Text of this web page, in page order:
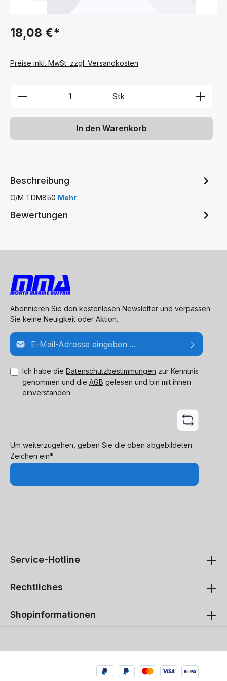
18,08 €*
Preise inkl. MwSt. zzgl. Versandkosten
Produkt Anzahl: Gib den
Stk
In den Warenkorb
Beschreibung
O/M TDM850 Mehr
Bewertungen
Abonnieren Sie den kostenlosen Newsletter und verpassen
Sie keine Neuigkeit oder Aktion.
E-Mail-Adresse*
Ich habe die Datenschutzbestimmungen zur Kenntnis
genommen und die AGB gelesen und bin mit ihnen
einverstanden.
Um weiterzugehen, geben Sie die oben abgebildeten
Zeichen ein*
Service-Hotline
Rechtliches
Shopinformationen